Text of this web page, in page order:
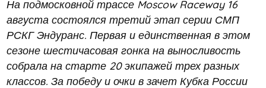
На подмосковной трассе Moscow Raceway 16
августа состоялся третий этап серии СМП
РСКГ Эндуранс. Первая и единственная в этом
сезоне шестичасовая гонка на выносливость
собрала на старте 20 экипажей трех разных
классов. За победу и очки в зачет Кубка России